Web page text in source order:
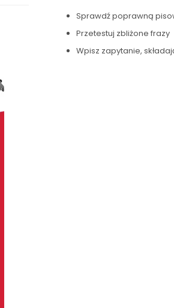
Sprawdź poprawną
Przetestuj zbliżone frazy
Wpisz zapytanie,